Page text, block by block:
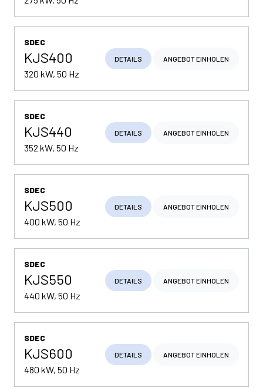
SDEC
KJS400
320 kW, 50 Hz
DETAILS ANGEBOT EINHOLEN
SDEC
KJS440
352 kW, 50 Hz
DETAILS ANGEBOT EINHOLEN
SDEC
KJS500
400 kW, 50 Hz
DETAILS ANGEBOT EINHOLEN
SDEC
KJS550
440 kW, 50 Hz
DETAILS ANGEBOT EINHOLEN
SDEC
KJS600
480 kW, 50 Hz
DETAILS ANGEBOT EINHOLEN